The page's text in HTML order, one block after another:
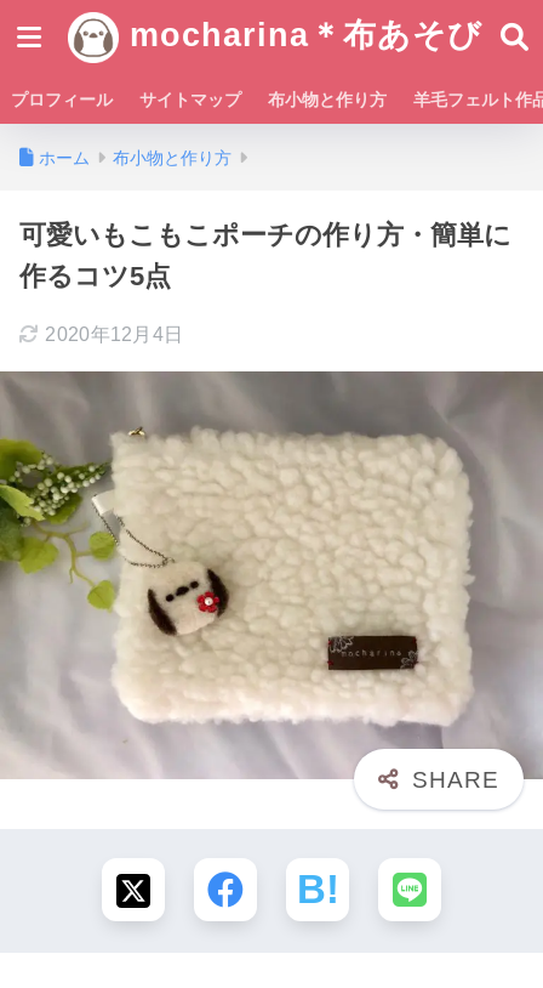
mocharina＊布あそび
プロフィール サイトマップ 布小物と作り方 羊毛フェルト作
ホーム 布小物と作り方
可愛いもこもこポーチの作り方・簡単に
作るコツ5点
2020年12月4日